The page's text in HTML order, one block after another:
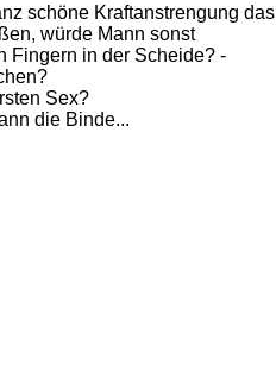
schöne Kraftanstrengung das
würde Mann sonst
Fingern in der Scheide? -
Sex?
die Binde...